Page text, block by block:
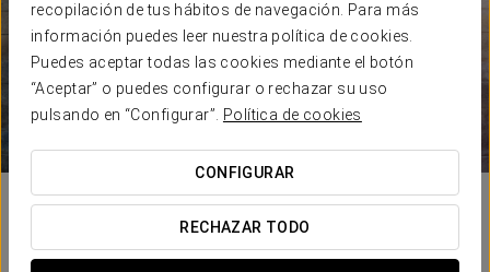
recopilación de tus hábitos de navegación. Para más
información puedes leer nuestra política de cookies.
Puedes aceptar todas las cookies mediante el botón
“Aceptar” o puedes configurar o rechazar su uso
pulsando en “Configurar”.
Política de cookies
CONFIGURAR
RECHAZAR TODO